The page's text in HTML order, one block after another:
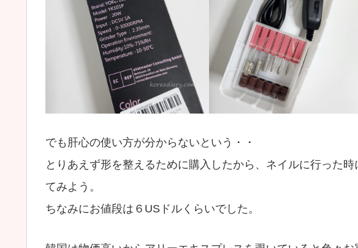
でも肝心の使い方が分からないという・・
とりあえず形を整えるために購入したから、ネイルに行った
てみよう。
ちなみにお値段は６USドルくらいでした。